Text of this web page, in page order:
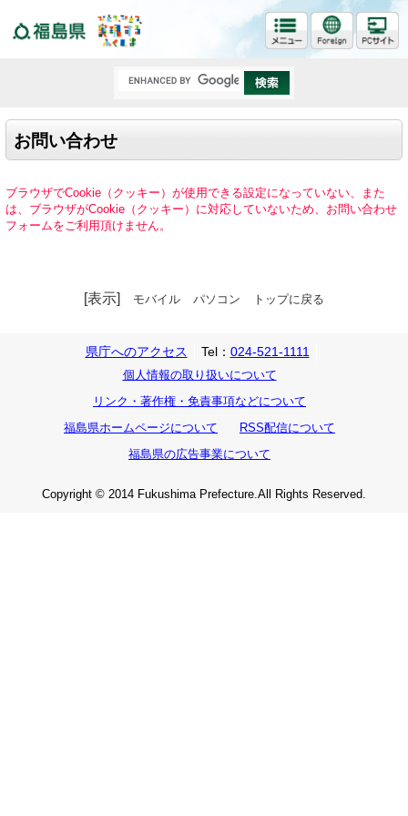
お問い合わせ
ブラウザでCookie（クッキー）が使用できる設定になっていない、また
は、ブラウザがCookie（クッキー）に対応していないため、お問い合わせ
フォームをご利用頂けません。
[表示] モバイル パソコン トップに戻る
県庁へのアクセス Tel： 024-521-1111
個人情報の取り扱いについて
リンク・著作権・免責事項などについて
福島県ホームページについて
RSS配信について
福島県の広告事業について
Copyright © 2014 Fukushima Prefecture.All Rights Reserved.